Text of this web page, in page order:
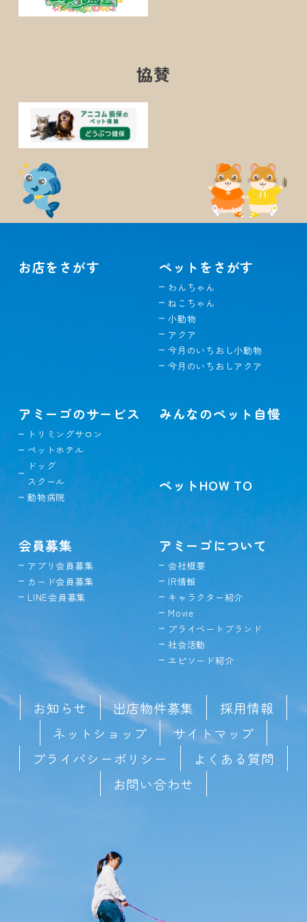
協賛
お店をさがす ペットをさがす
わんちゃん
ねこちゃん
小動物
アクア
今月のいちおし小動物
今月のいちおしアクア
アミーゴのサービス
トリミングサロン
ペットホテル
ドッグ
スクール
動物病院
みんなのペット自慢
ペットHOW TO
会員募集
アプリ会員募集
カード会員募集
LINE会員募集
アミーゴについて
会社概要
IR情報
キャラクター紹介
Movie
プライベートブランド
社会活動
エピソード紹介
お知らせ 出店物件募集
採用情報
ネットショップ
サイトマップ
プライバシーポリシー
よくある質問
お問い合わせ